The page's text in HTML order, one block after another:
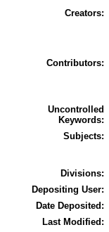
Creators:
Contributors:
Uncontrolled
Keywords:
Subjects:
Divisions:
Depositing User:
Date Deposited:
Last Modified: